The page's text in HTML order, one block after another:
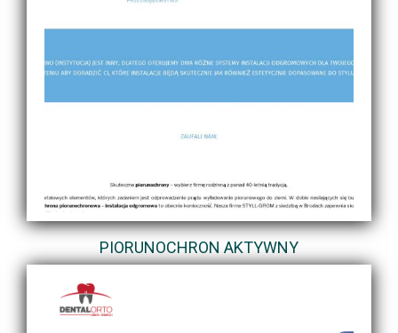
PIORUNOCHRON AKTYWNY